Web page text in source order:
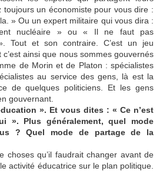
toujours un économiste pour vous dire :
» Ou un expert militaire qui vous dira :
nucléaire » ou « Il ne faut pas
Tout et son contraire. C’est un jeu
ainsi que nous sommes gouvernés
de Morin et de Platon : spécialistes
au service des gens, là est la
de quelques politiciens. Et les gens
gouvernant.
». Et vous dites : « Ce n’est
». Plus généralement, quel mode
? Quel mode de partage de la
choses qu’il faudrait changer avant de
activité éducatrice sur le plan politique.